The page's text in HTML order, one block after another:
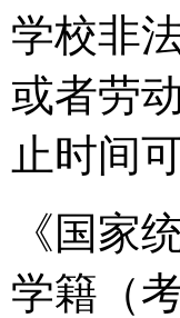
学校非
或者劳
止时间
《国家
学籍（